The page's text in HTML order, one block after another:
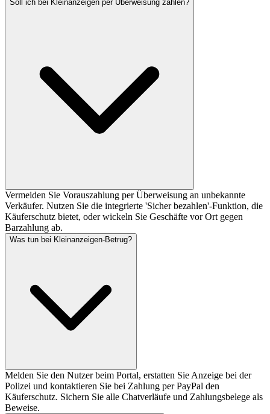
Soll ich bei Kleinanzeigen per Überweisung zahlen?
Vermeiden Sie Vorauszahlung per Überweisung an unbekannte
Verkäufer. Nutzen Sie die integrierte 'Sicher bezahlen'-Funktion, die
Käuferschutz bietet, oder wickeln Sie Geschäfte vor Ort gegen
Barzahlung ab.
Was tun bei Kleinanzeigen-Betrug?
Melden Sie den Nutzer beim Portal, erstatten Sie Anzeige bei der
Polizei und kontaktieren Sie bei Zahlung per PayPal den
Käuferschutz. Sichern Sie alle Chatverläufe und Zahlungsbelege als
Beweise.